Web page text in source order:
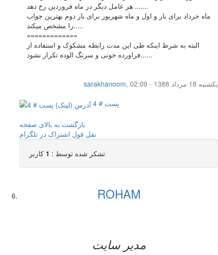
هر عامل دیگر در ماه فروردین رخ دهد .......
ماه خرداد برای بار و اول و ماه شهریور برای بار دوم بهترین جواب
را مشخص میکند.....
=============
البته به شرط اینکه طی این مدت رابطه مشکوک و استفاده از
فراورده خونی و سرنگ الوده تکرار نشود......
sarakhanoom,
یکشنبه 18 مرداد 1388 - 02:09
پست # 4
بازگشت به بالای صفحه
نقل قول اشتراک در تلگرام
تشکر شده توسط : 1 کاربر
ROHAM
مدیر سایت